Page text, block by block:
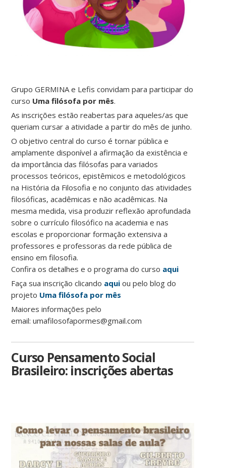
Grupo GERMINA e Lefis convidam para participar do
curso Uma filósofa por mês.
As inscrições estão reabertas para aqueles/as que
queriam cursar a atividade a partir do mês de junho.
O objetivo central do curso é tornar pública e
amplamente disponível a afirmação da existência e
da importância das filósofas para variados
processos teóricos, epistêmicos e metodológicos
na História da Filosofia e no conjunto das atividades
filosóficas, acadêmicas e não acadêmicas. Na
mesma medida, visa produzir reflexão aprofundada
sobre o currículo filosófico na academia e nas
escolas e proporcionar formação extensiva a
professores e professoras da rede pública de
ensino em filosofia.
Confira os detalhes e o programa do curso aqui
Faça sua inscrição clicando aqui ou pelo blog do
projeto Uma filósofa por mês
Maiores informações pelo
email: umafilosofapormes@gmail.com
Curso Pensamento Social
Brasileiro: inscrições abertas